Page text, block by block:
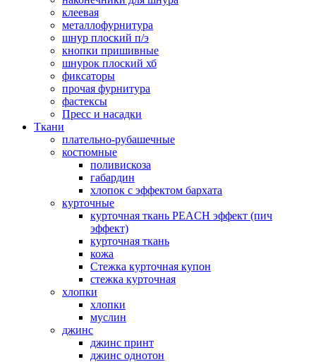
клеевая
металлофурнитура
шнур плоский п/э
кнопки пришивные
шнурок плоский хб
фиксаторы
прочая фурнитура
фастексы
Пресс и насадки
Ткани
плательно-рубашечные
костюмные
поливискоза
габардин
хлопок с эффектом бархата
курточные
курточная ткань PEACH эффект (пич
эффект)
курточная ткань
кожа
Стежка курточная купон
стежка курточная
хлопки
хлопки
муслин
джинс
джинс принт
джинс однотон